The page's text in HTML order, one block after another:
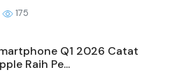
175
Q1 2026 Catat
Raih Pe...